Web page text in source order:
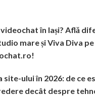
în Iași? Află
mare și Viva Diva pe
site-ului în 2026: de ce
decât despre